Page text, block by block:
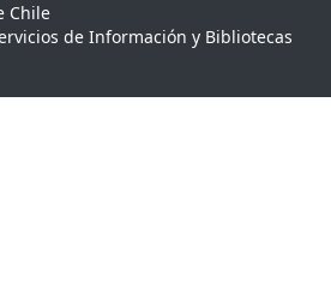
Chile
de Información y Bibliotecas